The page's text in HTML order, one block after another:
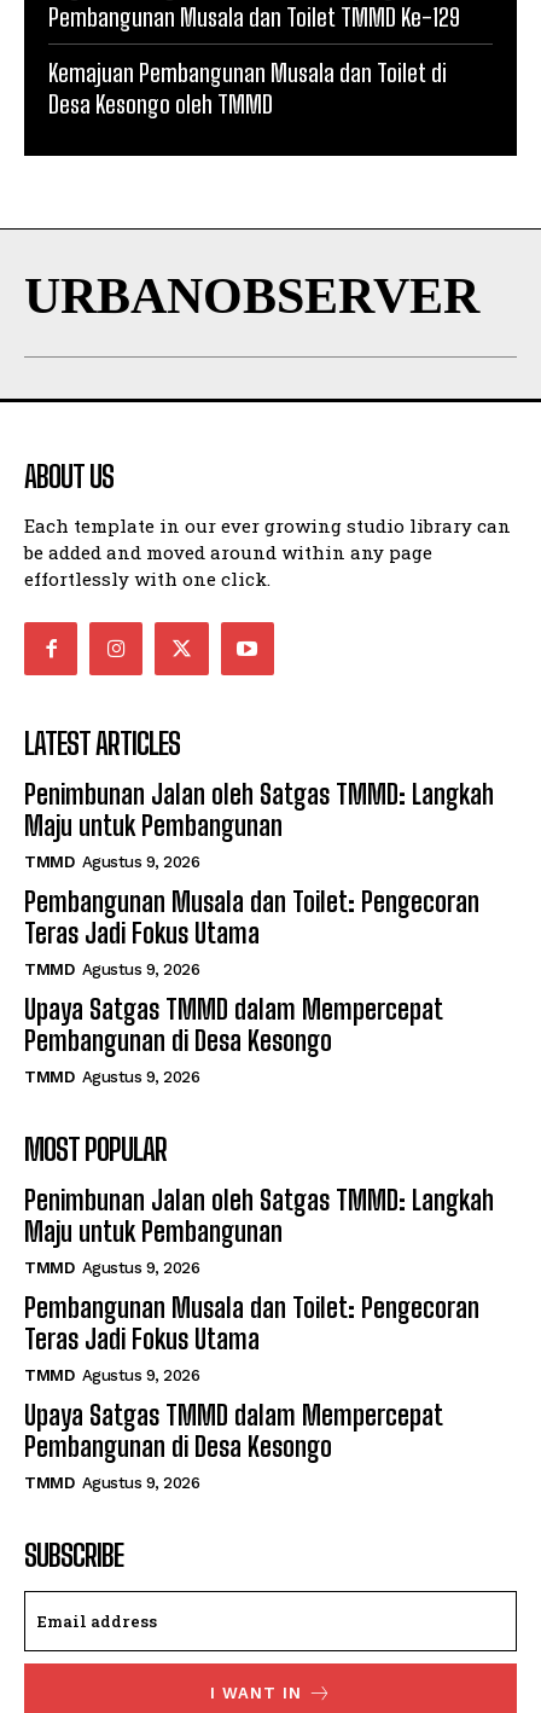
Pembangunan Musala dan Toilet TMMD Ke-129
Kemajuan Pembangunan Musala dan Toilet di
Desa Kesongo oleh TMMD
URBANOBSERVER
ABOUT US
Each template in our ever growing studio library can
be added and moved around within any page
effortlessly with one click.
LATEST ARTICLES
Penimbunan Jalan oleh Satgas TMMD: Langkah
Maju untuk Pembangunan
TMMD Agustus 9, 2026
Pembangunan Musala dan Toilet: Pengecoran
Teras Jadi Fokus Utama
TMMD Agustus 9, 2026
Upaya Satgas TMMD dalam Mempercepat
Pembangunan di Desa Kesongo
TMMD Agustus 9, 2026
MOST POPULAR
Penimbunan Jalan oleh Satgas TMMD: Langkah
Maju untuk Pembangunan
TMMD Agustus 9, 2026
Pembangunan Musala dan Toilet: Pengecoran
Teras Jadi Fokus Utama
TMMD Agustus 9, 2026
Upaya Satgas TMMD dalam Mempercepat
Pembangunan di Desa Kesongo
TMMD Agustus 9, 2026
SUBSCRIBE
I WANT IN